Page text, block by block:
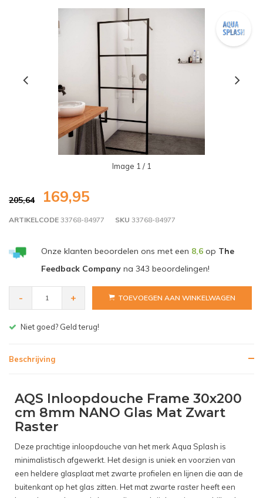
Image 1 / 1
205,64 169,95
ARTIKELCODE 33768-84977 SKU 33768-84977
Onze klanten beoordelen ons met een 8,6op The
Feedback Companyna 343 beoordelingen!
- + TOEVOEGEN AAN WINKELWAGEN
Gratis bezorgen v.a. € 150,- (NL)
Beschrijving
AQS Inloopdouche Frame 30x200
cm 8mm NANO Glas Mat Zwart
Raster
Deze prachtige inloopdouche van het merk Aqua Splash is
minimalistisch afgewerkt. Het design is uniek en voorzien van
een heldere glasplaat met zwarte profielen en lijnen die aan de
buitenkant op het glas zitten. Het mat zwarte raster heeft een